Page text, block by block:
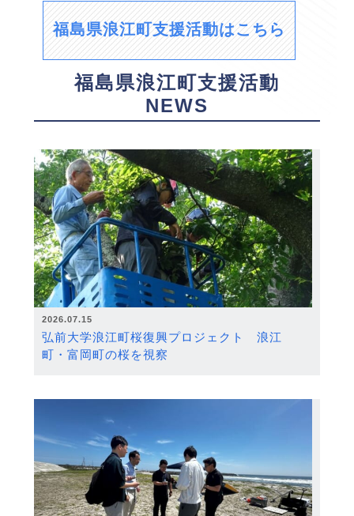
福島県浪江町支援活動はこちら
福島県浪江町支援活動
NEWS
2026.07.15
弘前大学浪江町桜復興プロジェクト 浪江
町・富岡町の桜を視察